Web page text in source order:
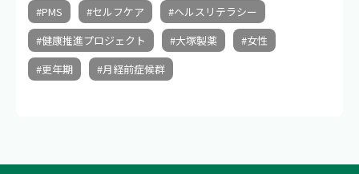
#PMS #セルフケア
#ヘルスリテラシー
#健康推進プロジェクト
#大塚製薬
#女性
#更年期
#月経前症候群